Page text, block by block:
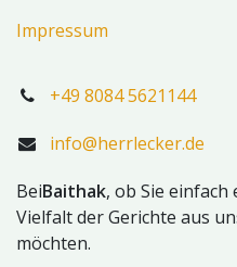
Impressum
+49 8084 5621144
info@herrlecker.de
BeiBaithak, ob Sie
Vielfalt der Gerichte aus
möchten.